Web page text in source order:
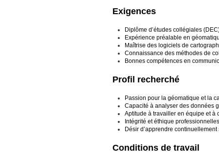
Exigences
Diplôme d’études collégiales
Expérience préalable en
Maîtrise des logiciels de
Connaissance des méthodes de
Bonnes compétences en
Profil recherché
Passion pour la géomatique et la
Capacité à analyser des données
Aptitude à travailler en équipe et à
Intégrité et éthique
Désir d’apprendre
Conditions de travail